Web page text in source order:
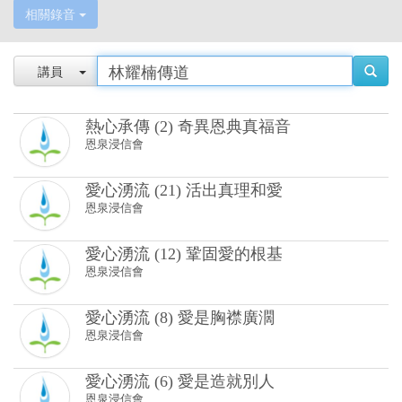
相關錄音
講員
熱心承傳 (2) 奇異恩典真福音
恩泉浸信會
愛心湧流 (21) 活出真理和愛
恩泉浸信會
愛心湧流 (12) 鞏固愛的根基
恩泉浸信會
愛心湧流 (8) 愛是胸襟廣濶
恩泉浸信會
愛心湧流 (6) 愛是造就別人
恩泉浸信會